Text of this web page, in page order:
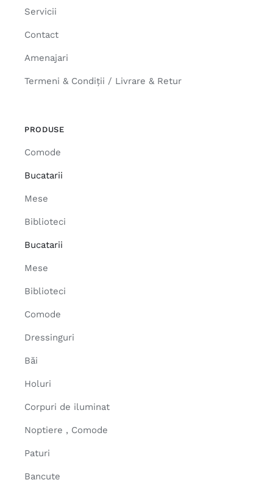
Servicii
Contact
Amenajari
Termeni & Condiții / Livrare & Retur
PRODUSE
Comode
Bucatarii
Mese
Biblioteci
Bucatarii
Mese
Biblioteci
Comode
Dressinguri
Băi
Holuri
Corpuri de iluminat
Noptiere , Comode
Paturi
Bancute